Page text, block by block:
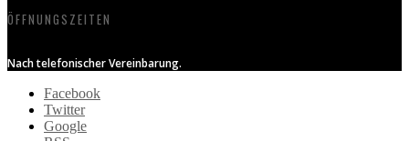
ÖFFNUNGSZEITEN
Nach telefonischer Vereinbarung.
Facebook
Twitter
Google